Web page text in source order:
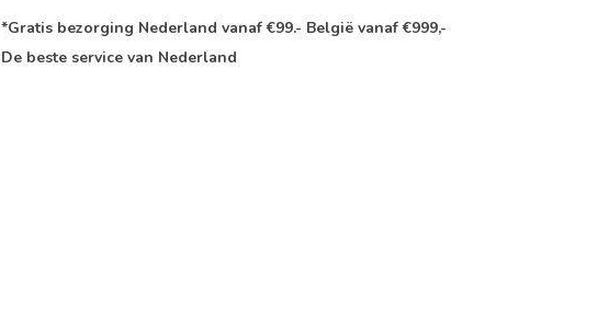
*Gratis bezorging Nederland vanaf €99.- België vanaf €999,-
De beste service van Nederland